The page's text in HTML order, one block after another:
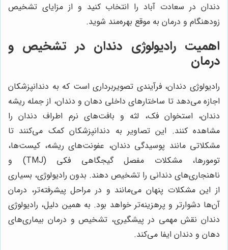
دندان در سعادت آباد را انتخاب کنید و از مزایای تشخیص
زودهنگام و درمان به موقع بهره‌مند شوید.
اهمیت رادیولوژی دندان در تشخیص و
درمان
رادیولوژی دندان، فرآیندی تصویربرداری است که به دندانپزشکان
اجازه می‌دهد تا ساختارهای داخلی دهان و دندان، از جمله ریشه
دندان، استخوان فک، لثه و بافت‌های نرم اطراف دندان را
مشاهده کنند. این تصاویر به دندانپزشکان کمک می‌کنند تا
مشکلاتی مانند پوسیدگی دندان، عفونت‌های ریشه، کیست‌ها،
تومورها، مشکلات مفصل گیجگاهی فکی (TMJ) و
ناهنجاری‌های دندانی را تشخیص دهند. بدون رادیولوژی، بسیاری
از این مشکلات پنهان می‌مانند و در مراحل پیشرفته‌تر، درمان
آن‌ها دشوارتر و پرهزینه‌تر خواهد بود. به همین دلیل، رادیولوژی
دندان نقش مهمی در پیشگیری، تشخیص و درمان بیماری‌های
دهان و دندان ایفا می‌کند.